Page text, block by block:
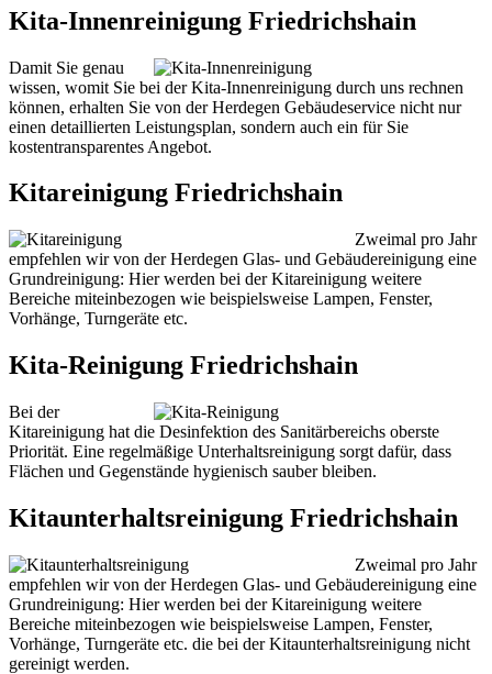
Kita-Innenreinigung Friedrichshain
Damit Sie genau
wissen, womit Sie bei der Kita-Innenreinigung durch uns rechnen
können, erhalten Sie von der Herdegen Gebäudeservice nicht nur
einen detaillierten Leistungsplan, sondern auch ein für Sie
kostentransparentes Angebot.
Kitareinigung Friedrichshain
Zweimal pro Jahr
empfehlen wir von der Herdegen Glas- und Gebäudereinigung eine
Grundreinigung: Hier werden bei der Kitareinigung weitere
Bereiche miteinbezogen wie beispielsweise Lampen, Fenster,
Vorhänge, Turngeräte etc.
Kita-Reinigung Friedrichshain
Bei der
Kitareinigung hat die Desinfektion des Sanitärbereichs oberste
Priorität. Eine regelmäßige Unterhaltsreinigung sorgt dafür, dass
Flächen und Gegenstände hygienisch sauber bleiben.
Kitaunterhaltsreinigung Friedrichshain
Zweimal pro Jahr
empfehlen wir von der Herdegen Glas- und Gebäudereinigung eine
Grundreinigung: Hier werden bei der Kitareinigung weitere
Bereiche miteinbezogen wie beispielsweise Lampen, Fenster,
Vorhänge, Turngeräte etc. die bei der Kitaunterhaltsreinigung nicht
gereinigt werden.